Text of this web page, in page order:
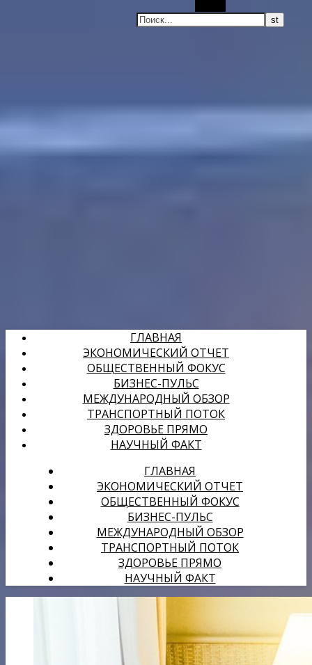
ГЛАВНАЯ
ЭКОНОМИЧЕСКИЙ ОТЧЕТ
ОБЩЕСТВЕННЫЙ ФОКУС
БИЗНЕС-ПУЛЬС
МЕЖДУНАРОДНЫЙ ОБЗОР
ТРАНСПОРТНЫЙ ПОТОК
ЗДОРОВЬЕ ПРЯМО
НАУЧНЫЙ ФАКТ
ГЛАВНАЯ
ЭКОНОМИЧЕСКИЙ ОТЧЕТ
ОБЩЕСТВЕННЫЙ ФОКУС
БИЗНЕС-ПУЛЬС
МЕЖДУНАРОДНЫЙ ОБЗОР
ТРАНСПОРТНЫЙ ПОТОК
ЗДОРОВЬЕ ПРЯМО
НАУЧНЫЙ ФАКТ